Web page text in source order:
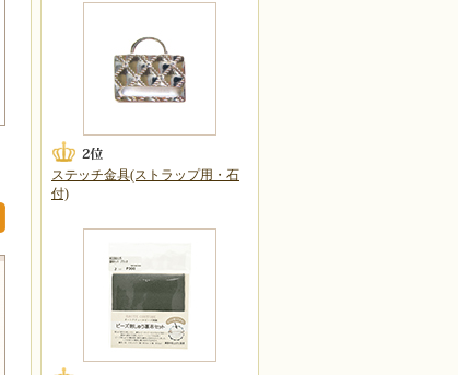
ステッチ金具(ストラップ用・石
付)